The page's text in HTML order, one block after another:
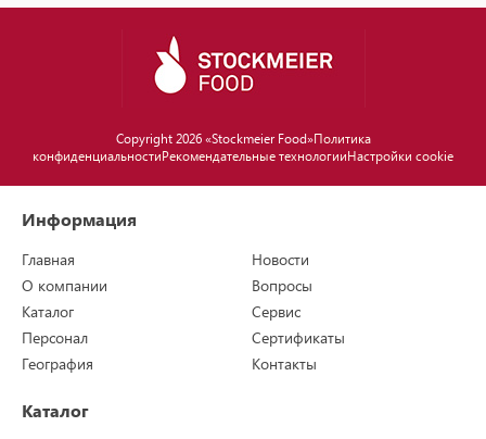
Copyright 2026 «Stockmeier Food»Политика
конфиденциальностиРекомендательные технологииНастройки cookie
Информация
Главная
О компании
Каталог
Персонал
География
Новости
Вопросы
Сервис
Сертификаты
Контакты
Каталог